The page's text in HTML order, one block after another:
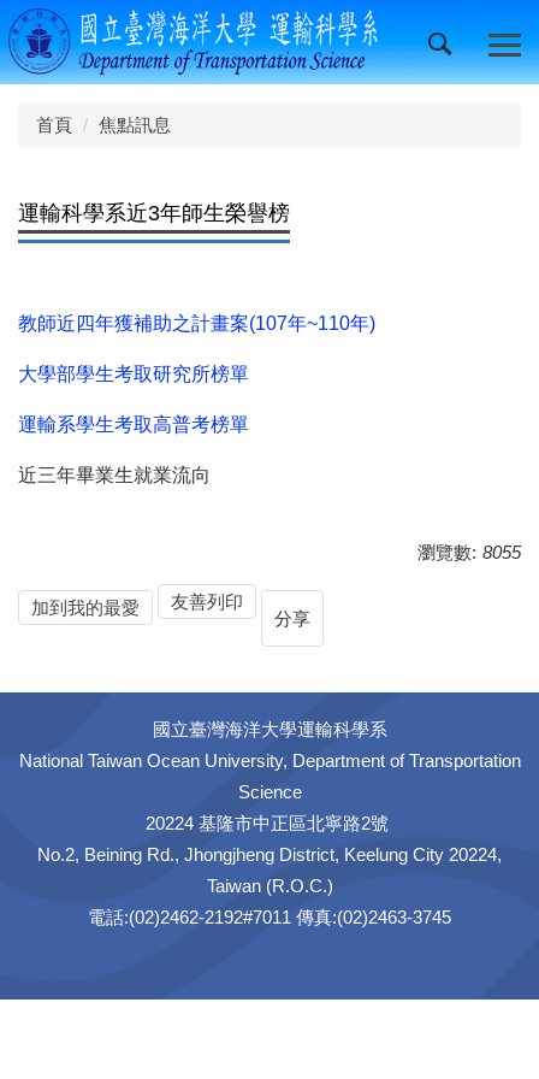
跳
到
主
首頁 焦點訊息
運輸科學系近3年師生榮譽榜
教師近四年獲補助之計畫案(107年~110年)
大學部學生考取研究所榜單
運輸系學生考取高普考榜單
近三年畢業生就業流向
瀏覽數: 8055
加到我的最愛
友善列印
分享
國立臺灣海洋大學運輸科學系
National Taiwan Ocean University, Department of Transportation
Science
20224 基隆市中正區北寧路2號
No.2, Beining Rd., Jhongjheng District, Keelung City 20224,
Taiwan (R.O.C.)
電話:(02)2462-2192#7011 傳真:(02)2463-3745